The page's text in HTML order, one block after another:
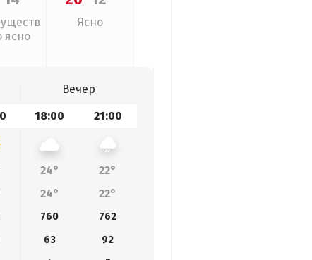
ясно
Ясно
Вечер
18:00 21:00
24°
22°
24° 22°
760
762
63
92